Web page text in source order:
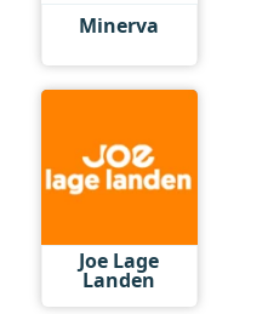
Minerva
Joe Lage
Landen